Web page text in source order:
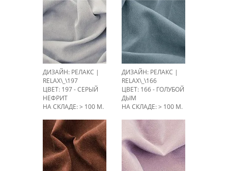
ДИЗАЙН: РЕЛАКС |
RELAX\_\197
ЦВЕТ: 197 - СЕРЫЙ
НЕФРИТ
НА СКЛАДЕ: > 100 М.
ДИЗАЙН: РЕЛАКС |
RELAX\_\166
ЦВЕТ: 166 - ГОЛУБОЙ
ДЫМ
НА СКЛАДЕ: > 100 М.